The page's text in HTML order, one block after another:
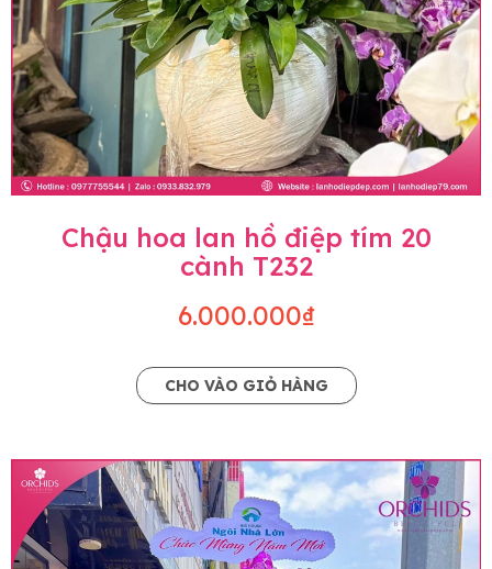
Chậu hoa lan hồ điệp tím 20
cành T232
6.000.000₫
CHO VÀO GIỎ HÀNG